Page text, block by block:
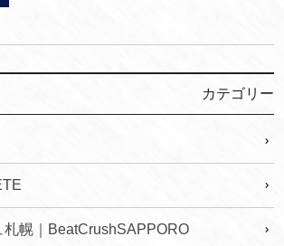
カテゴリー
札幌｜BeatCrushSAPPORO